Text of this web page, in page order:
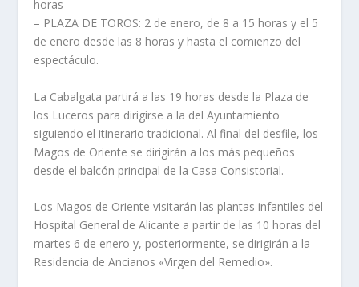
horas
– PLAZA DE TOROS: 2 de enero, de 8 a 15 horas y el 5
de enero desde las 8 horas y hasta el comienzo del
espectáculo.
La Cabalgata partirá a las 19 horas desde la Plaza de
los Luceros para dirigirse a la del Ayuntamiento
siguiendo el itinerario tradicional. Al final del desfile, los
Magos de Oriente se dirigirán a los más pequeños
desde el balcón principal de la Casa Consistorial.
Los Magos de Oriente visitarán las plantas infantiles del
Hospital General de Alicante a partir de las 10 horas del
martes 6 de enero y, posteriormente, se dirigirán a la
Residencia de Ancianos «Virgen del Remedio».